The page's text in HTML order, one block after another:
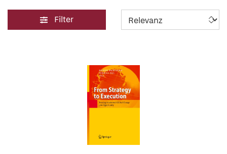
Filter